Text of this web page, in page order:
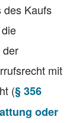
des Kaufs
der
mit
(§ 356
oder